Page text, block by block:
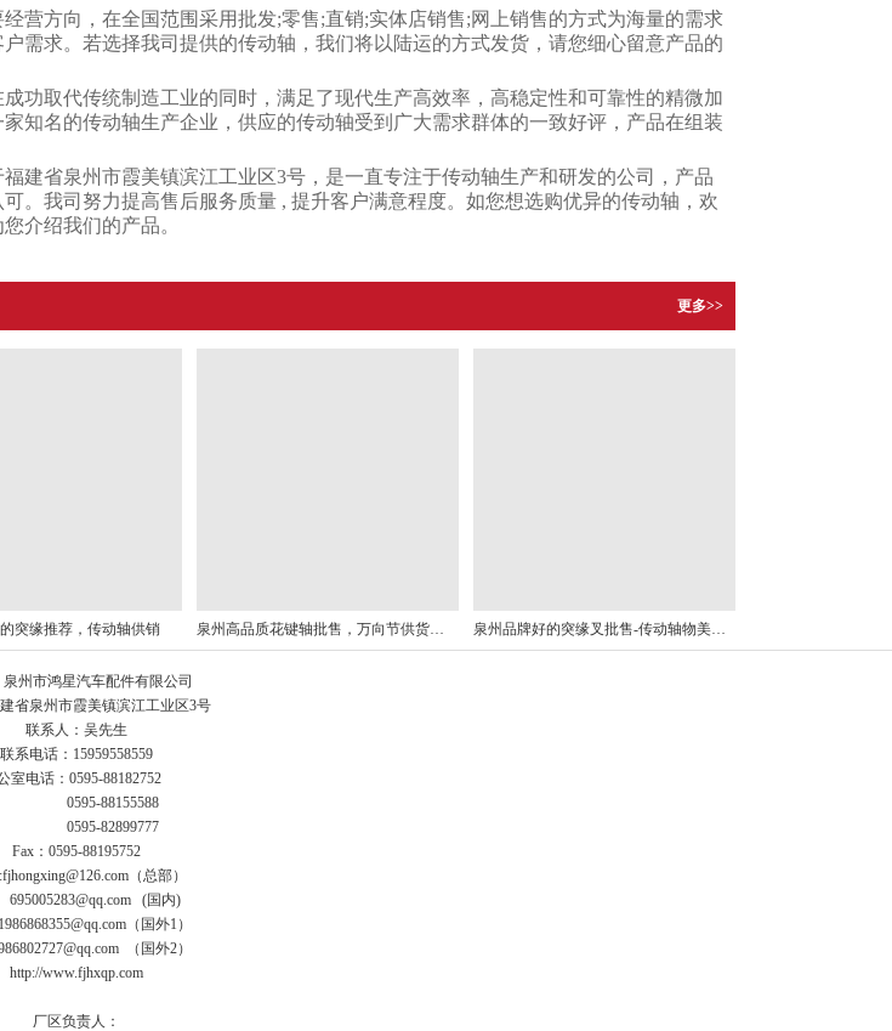
营方向，在全国范围采用批发;零售;直销;实体店销售;网上销售的方式为海量的需求
需求。若选择我司提供的传动轴，我们将以陆运的方式发货，请您细心留意产品的
功取代传统制造工业的同时，满足了现代生产高效率，高稳定性和可靠性的精微加
知名的传动轴生产企业，供应的传动轴受到广大需求群体的一致好评，产品在组装
建省泉州市霞美镇滨江工业区3号，是一直专注于传动轴生产和研发的公司，产品
。我司努力提高售后服务质量 , 提升客户满意程度。如您想选购优异的传动轴，欢
介绍我们的产品。
更多>>
突缘推荐，传动轴供销
州市鸿星汽车配件有限公司
省泉州市霞美镇滨江工业区3号
联系人：吴先生
联系电话：15959558559
室电话：0595-88182752
0595-88155588
0595-82899777
Fax：0595-88195752
（总部）
(国内)
（国外1）
（国外2）
http://www.fjhxqp.com
厂区负责人：